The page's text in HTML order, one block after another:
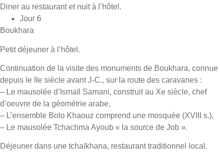
Diner au restaurant et nuit à l’hôtel.
Jour 6
Boukhara
Petit déjeuner à l’hôtel.
Continuation de la visite des monuments de Boukhara, connue
depuis le IIe siècle avant J-C., sur la route des caravanes :
– Le mausolée d’Ismaïl Samani, construit au Xe siècle, chef
d’oeuvre de la géométrie arabe,
– L’ensemble Bolo Khaouz comprend une mosquée (XVIII s.),
– Le mausolée Tchachma Ayoub « la source de Job ».
Déjeuner dans une tchaïkhana, restaurant traditionnel local.